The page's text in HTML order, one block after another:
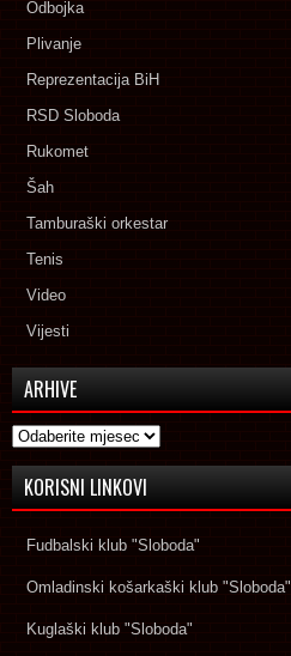
Odbojka
Plivanje
Reprezentacija BiH
RSD Sloboda
Rukomet
Šah
Tamburaški orkestar
Tenis
Video
Vijesti
ARHIVE
Arhive
KORISNI LINKOVI
Fudbalski klub "Sloboda"
Omladinski košarkaški klub "Sloboda"
Kuglaški klub "Sloboda"